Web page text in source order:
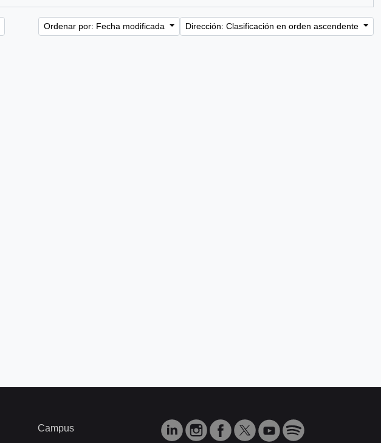
Ordenar por: Fecha modificada Dirección: Clasificación en orden ascendente
Campus